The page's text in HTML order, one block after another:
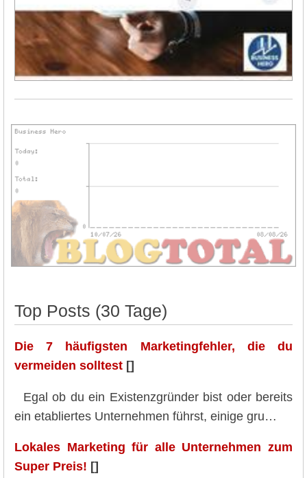
Top Posts (30 Tage)
Die 7 häufigsten Marketingfehler, die du
vermeiden solltest []
Egal ob du ein Existenzgründer bist oder bereits
ein etabliertes Unternehmen führst, einige gru…
Lokales Marketing für alle Unternehmen zum
Super Preis! []